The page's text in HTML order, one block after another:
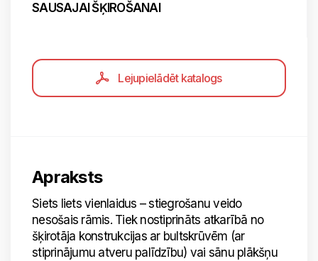
SAUSAJAI ŠĶIROŠANAI
Lejupielādēt katalogs
Apraksts
Siets liets vienlaidus – stiegrošanu veido
nesošais rāmis. Tiek nostiprināts atkarībā no
šķirotāja konstrukcijas ar bultskrūvēm (ar
stiprinājumu atveru palīdzību) vai sānu plākšņu